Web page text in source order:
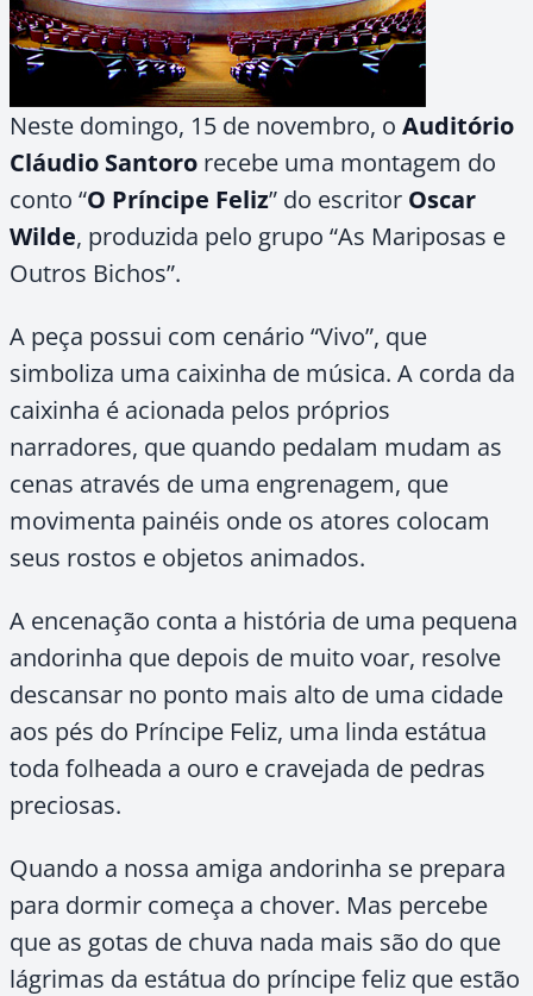
Neste domingo, 15 de novembro, o Auditório
Cláudio Santoro recebe uma montagem do
conto “O Príncipe Feliz” do escritor Oscar
Wilde, produzida pelo grupo “As Mariposas e
Outros Bichos”.
A peça possui com cenário “Vivo”, que
simboliza uma caixinha de música. A corda da
caixinha é acionada pelos próprios
narradores, que quando pedalam mudam as
cenas através de uma engrenagem, que
movimenta painéis onde os atores colocam
seus rostos e objetos animados.
A encenação conta a história de uma pequena
andorinha que depois de muito voar, resolve
descansar no ponto mais alto de uma cidade
aos pés do Príncipe Feliz, uma linda estátua
toda folheada a ouro e cravejada de pedras
preciosas.
Quando a nossa amiga andorinha se prepara
para dormir começa a chover. Mas percebe
que as gotas de chuva nada mais são do que
lágrimas da estátua do príncipe feliz que estão